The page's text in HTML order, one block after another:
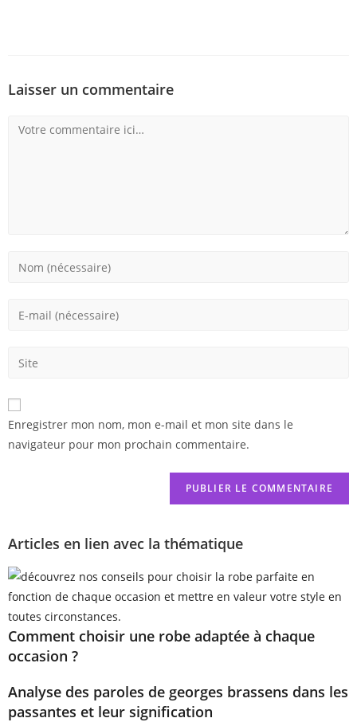
Laisser un commentaire
Enregistrer mon nom, mon e-mail et mon site dans le
navigateur pour mon prochain commentaire.
Articles en lien avec la thématique
Comment choisir une robe adaptée à chaque
occasion ?
Analyse des paroles de georges brassens dans les
passantes et leur signification